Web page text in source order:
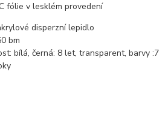
fólie v lesklém provedení
disperzní lepidlo
bm
bílá, černá: 8 let, transparent, barvy :7